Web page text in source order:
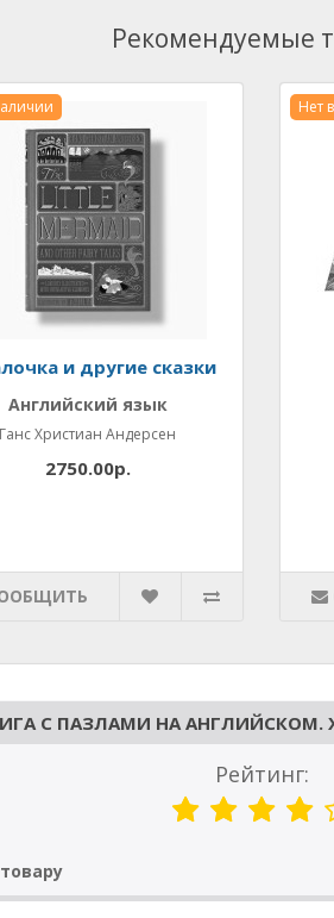
Рекомендуемые
и другие сказки
Английский язык
Ганс Христиан Андерсен
2750.00р.
Нет
С ПАЗЛАМИ НА АНГЛИЙСКОМ.
Рейтинг: